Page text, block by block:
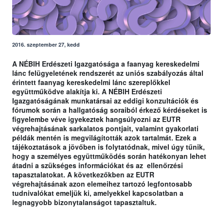
2016. szeptember 27, kedd
A NÉBIH Erdészeti Igazgatósága a faanyag kereskedelmi
lánc felügyeletének rendszerét az uniós szabályozás által
érintett faanyag kereskedelmi lánc szereplőkkel
együttműködve alakítja ki. A NÉBIH Erdészeti
Igazgatóságának munkatársai az eddigi konzultációk és
fórumok során a hallgatóság soraiból érkező kérdéseket is
figyelembe véve igyekeztek hangsúlyozni az EUTR
végrehajtásának sarkalatos pontjait, valamint gyakorlati
példák mentén is megvilágították azok tartalmát. Ezek a
tájékoztatások a jövőben is folytatódnak, mivel úgy tűnik,
hogy a személyes együttműködés során hatékonyan lehet
átadni a szükséges információkat és az ellenőrzési
tapasztalatokat. A következőkben az EUTR
végrehajtásának azon elemeihez tartozó legfontosabb
tudnivalókat emeljük ki, amelyekkel kapcsolatban a
legnagyobb bizonytalanságot tapasztaltuk.